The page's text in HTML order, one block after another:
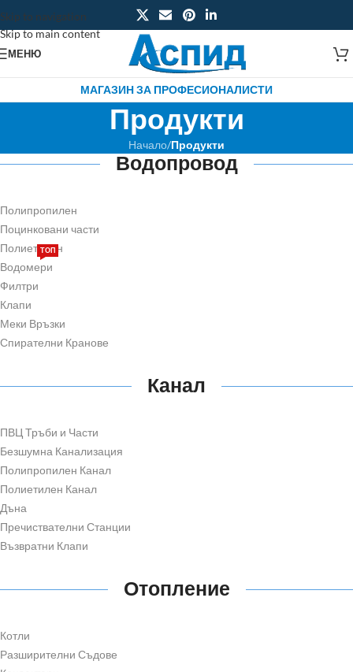
Skip to navigation
Skip to main content
МЕНЮ
МАГАЗИН ЗА ПРОФЕСИОНАЛИСТИ
Продукти
Начало/Продукти
Водопровод
Полипропилен
Поцинковани части
Полиетилен
Водомери
ТОП
Филтри
Клапи
Меки Връзки
Спирателни Кранове
Канал
ПВЦ Тръби и Части
Безшумна Канализация
Полипропилен Канал
Полиетилен Канал
Дъна
Пречиствателни Станции
Възвратни Клапи
Отопление
Котли
Разширителни Съдове